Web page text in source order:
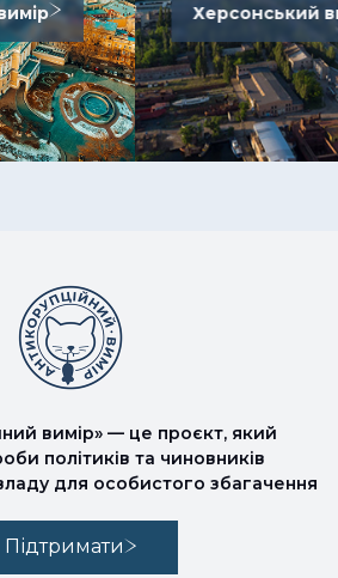
Херсонський
вимір» — це проєкт, який
політиків та чиновників
для особистого збагачення
Підтримати